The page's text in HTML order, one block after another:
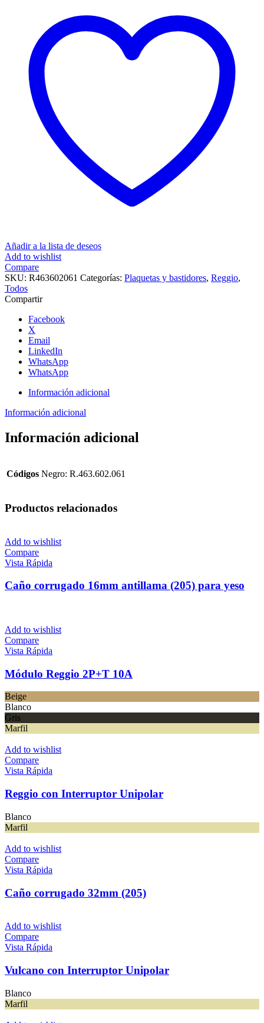
Añadir a la lista de deseos
Add to wishlist
Compare
SKU: R463602061 Categorías: Plaquetas y bastidores, Reggio,
Todos
Compartir
Facebook
X
Email
LinkedIn
WhatsApp
WhatsApp
Información adicional
Información adicional
Información adicional
Códigos Negro: R.463.602.061
Productos relacionados
Add to wishlist
Compare
Vista Rápida
Caño corrugado 16mm antillama (205) para yeso
Add to wishlist
Compare
Vista Rápida
Módulo Reggio 2P+T 10A
Beige
Blanco
Gris
Marfil
Add to wishlist
Compare
Vista Rápida
Reggio con Interruptor Unipolar
Blanco
Marfil
Add to wishlist
Compare
Vista Rápida
Caño corrugado 32mm (205)
Add to wishlist
Compare
Vista Rápida
Vulcano con Interruptor Unipolar
Blanco
Marfil